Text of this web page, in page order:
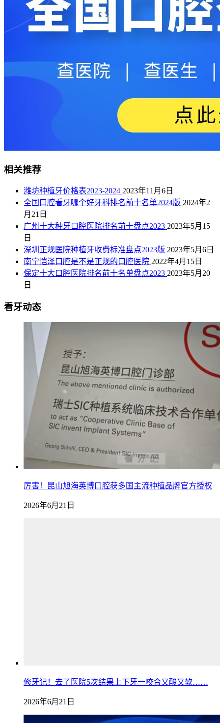
相关推荐
潍坊种植牙价格表2023-2024 2023年11月6日
全国口腔看牙哪个好牙科排名前十名单2024版 2024年2
月21日
广州十大种牙口腔医院排名前十盘点2023 2023年5月15
日
深圳正规医院种植牙收费标准盘点2023版 2023年5月6日
南宁恺泽口腔是不是正规的口腔医院 2022年4月15日
保定十大口腔医院排名前十名单盘点2023 2023年5月20
日
看牙动态
厉害！昆山旭海英博口腔获多国主流种植品牌官方授权
2026年6月21日
修牙记！去了医院5次结果上下牙一咬合又酸又软……
2026年6月21日